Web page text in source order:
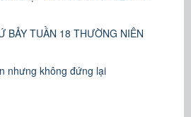
BẢY TUẦN 18 THƯỜNG NIÊN
nhưng không đứng lại